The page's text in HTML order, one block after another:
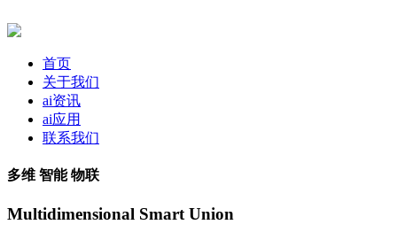
首页
关于我们
ai资讯
ai应用
联系我们
多维 智能 物联
Multidimensional Smart Union